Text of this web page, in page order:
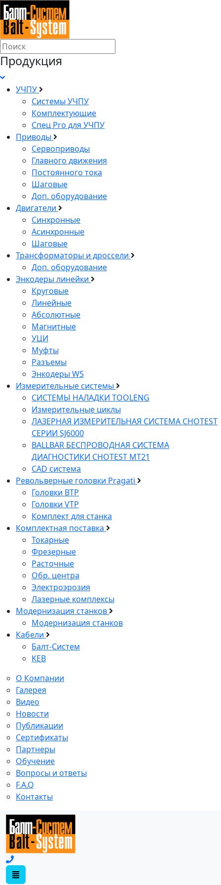
Продукция
УЧПУ
Системы УЧПУ
Комплектующие
Спец Pro для УЧПУ
Приводы
Сервоприводы
Главного движения
Постоянного тока
Шаговые
Доп. оборудование
Двигатели
Синхронные
Асинхронные
Шаговые
Трансформаторы и дроссели
Доп. оборудование
Энкодеры линейки
Круговые
Линейные
Абсолютные
Магнитные
УЦИ
Муфты
Разъемы
Энкодеры WS
Измерительные системы
СИСТЕМЫ НАЛАДКИ ТOOLENG
Измерительные циклы
ЛАЗЕРНАЯ ИЗМЕРИТЕЛЬНАЯ СИСТЕМА CHOTEST
СЕРИИ SJ6000
BALLBAR БЕСПРОВОДНАЯ СИСТЕМА
ДИАГНОСТИКИ CHOTEST MT21
CAD система
Pевольверные головки Pragati
Головки BTP
Головки VTP
Комплект для станка
Комплектная поставка
Токарные
Фрезерные
Расточные
Обр. центра
Электроэрозия
Лазерные комплексы
Модернизация станков
Модернизация станков
Кабели
Балт-Систем
KEB
О Компании
Галерея
Видео
Новости
Публикации
Сертификаты
Партнеры
Обучение
Вопросы и ответы
F.A.Q
Контакты